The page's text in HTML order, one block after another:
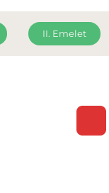
II. Emelet